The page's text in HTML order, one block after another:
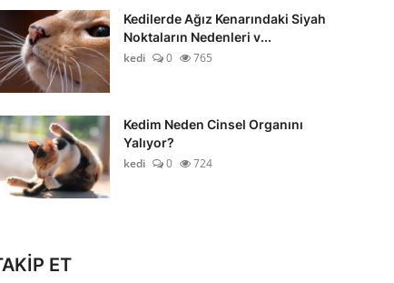
Kedilerde Ağız Kenarındaki Siyah
Noktaların Nedenleri v...
kedi
0 765
Kedim Neden Cinsel Organını
Yalıyor?
kedi
0 724
ET